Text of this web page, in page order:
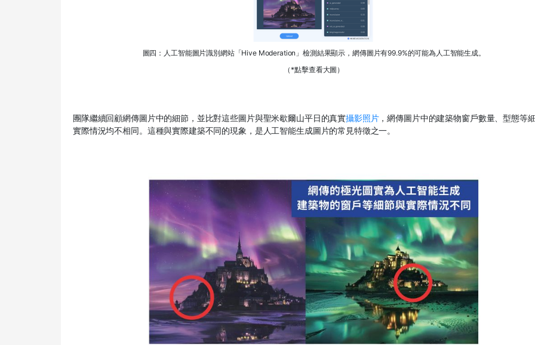
圖四：人工智能圖片識別網站「Hive Moderation」檢測結果顯示，網傳圖片有99.9%的可能為人工智能生成。
（*點擊查看大圖）
團隊繼續回顧網傳圖片中的細節，並比對這些圖片與聖米歇爾山平日的真實攝影照片，網傳圖片中的建築物窗戶數量、型態等
實際情況均不相同。這種與實際建築不同的現象，是人工智能生成圖片的常見特徵之一。